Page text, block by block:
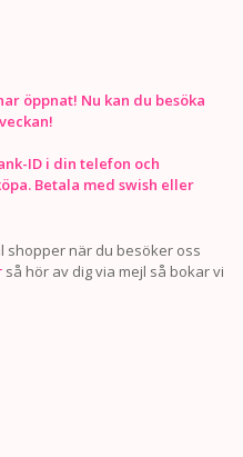
öppnat! Nu kan du besöka
ID i din telefon och
Betala med swish eller
shopper när du besöker oss
så hör av dig via mejl så bokar vi